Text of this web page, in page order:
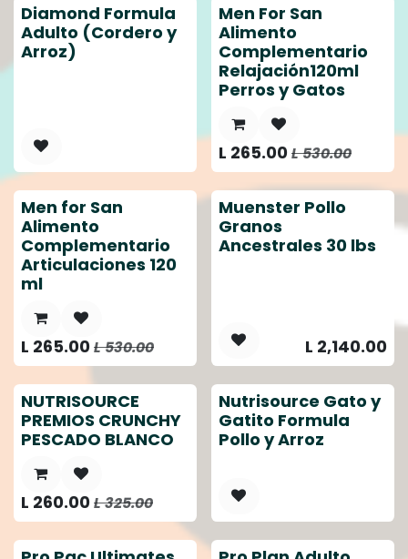
Diamond Formula
Adulto (Cordero y
Arroz)
Men For San
Alimento
Complementario
Relajación120ml
Perros y Gatos
L 265.00L530.00
Men for San
Alimento
Complementario
Articulaciones 120
ml
L 265.00L530.00
Muenster Pollo
Granos
Ancestrales 30 lbs
L 2,140.00
NUTRISOURCE
PREMIOS CRUNCHY
PESCADO BLANCO
L 260.00L325.00
Nutrisource Gato y
Gatito Formula
Pollo y Arroz